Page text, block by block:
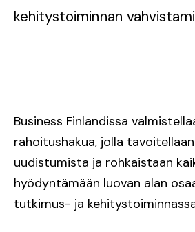
kehitystoiminnan
Business Finlandissa
rahoitushakua, jolla
uudistumista ja rohkaistaan
hyödyntämään luovan alan
tutkimus- ja